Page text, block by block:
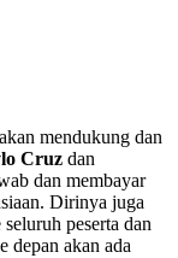
mendukung dan
Cruz dan
dan membayar
Dirinya juga
peserta dan
depan akan ada